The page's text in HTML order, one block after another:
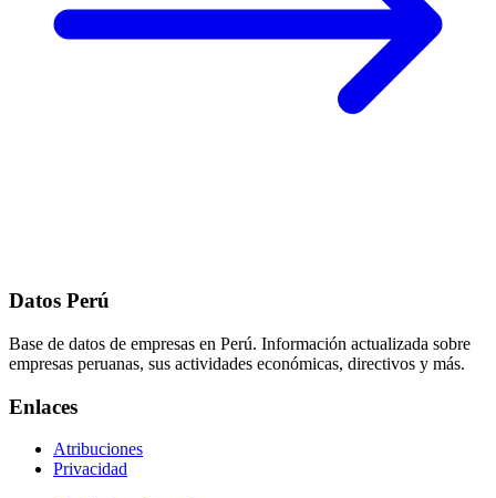
Datos Perú
Base de datos de empresas en Perú. Información actualizada sobre
empresas peruanas, sus actividades económicas, directivos y más.
Enlaces
Atribuciones
Privacidad